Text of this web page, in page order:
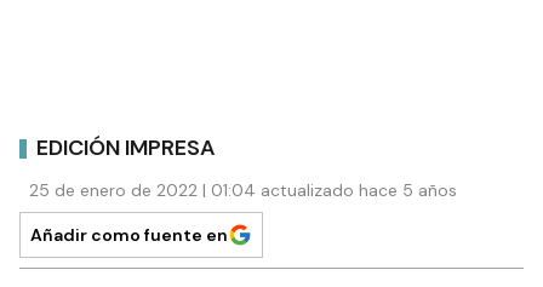
EDICIÓN IMPRESA
25 de enero de 2022 | 01:04 actualizado hace 5 años
Añadir como fuente en